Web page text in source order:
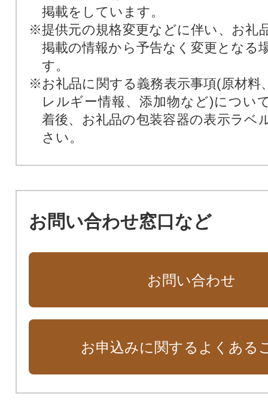
掲載をしています。
※提供元の規格変更などに伴い、お礼
掲載の情報から予告なく変更となる
す。
※お礼品に関する義務表示事項(原材料
レルギー情報、添加物など)につい
着後、お礼品の包装容器の表示ラベ
さい。
お問い合わせ窓口など
お問い合わせ
お申込みに関するよくある